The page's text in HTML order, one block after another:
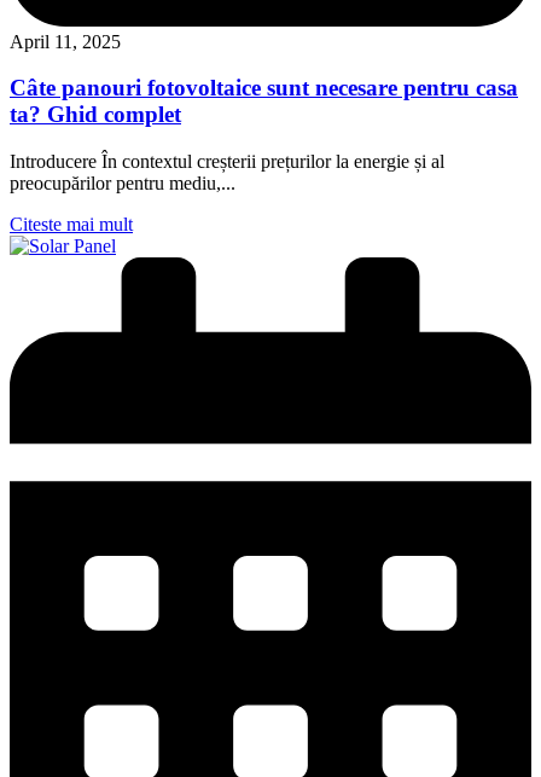
April 11, 2025
Câte panouri fotovoltaice sunt necesare pentru casa
ta? Ghid complet
Introducere În contextul creșterii prețurilor la energie și al
preocupărilor pentru mediu,...
Citeste mai mult